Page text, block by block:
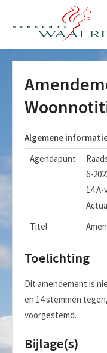
Algemene
Agendapunt
6-
14
Titel
Toelichting
Dit amendement is
en 14 stemmen
voorgestemd.
Bijlage(s)